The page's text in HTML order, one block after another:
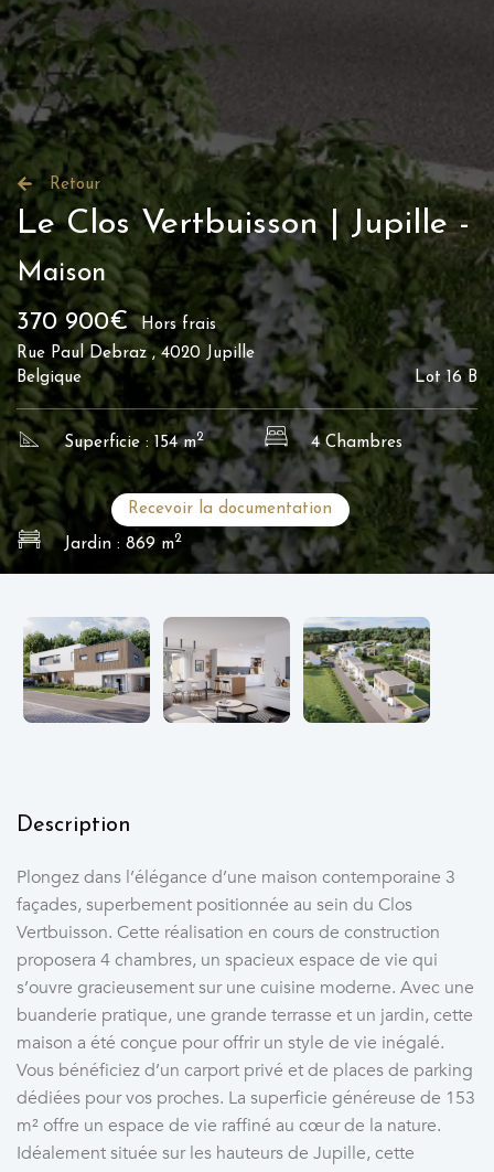
Retour
Le Clos Vertbuisson | Jupille -
Maison
370 900€
Hors frais
Rue Paul Debraz , 4020 Jupille
Belgique
Lot 16 B
Superficie : 154 m2 4 Chambres
Recevoir la documentation
Jardin : 869 m2
Description
Plongez dans l’élégance d’une maison contemporaine 3
façades, superbement positionnée au sein du Clos
Vertbuisson. Cette réalisation en cours de construction
proposera 4 chambres, un spacieux espace de vie qui
s’ouvre gracieusement sur une cuisine moderne. Avec une
buanderie pratique, une grande terrasse et un jardin, cette
maison a été conçue pour offrir un style de vie inégalé.
Vous bénéficiez d’un carport privé et de places de parking
dédiées pour vos proches. La superficie généreuse de 153
m² offre un espace de vie raffiné au cœur de la nature.
Idéalement située sur les hauteurs de Jupille, cette